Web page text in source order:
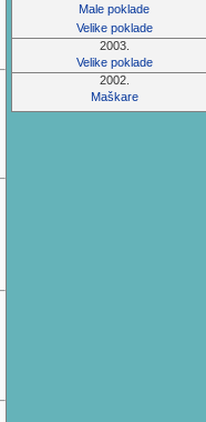
Male poklade
Velike poklade
2003.
Velike poklade
2002.
Maškare